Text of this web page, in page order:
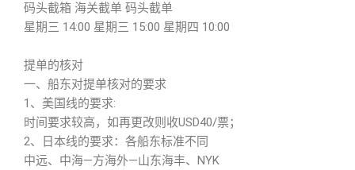
码头截箱 海关截单 码头截单
星期三 14:00 星期三 15:00 星期四 10:00
提单的核对
一、船东对提单核对的要求
1、美国线的要求:
时间要求较高，如再更改则收USD40/票；
2、日本线的要求：各船东标准不同
中远、中海—方海外—山东海丰、NYK